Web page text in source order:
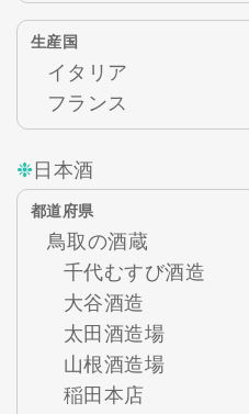
生産国
イタリア
フランス
日本酒
都道府県
鳥取の酒蔵
千代むすび酒造
大谷酒造
太田酒造場
山根酒造場
稲田本店